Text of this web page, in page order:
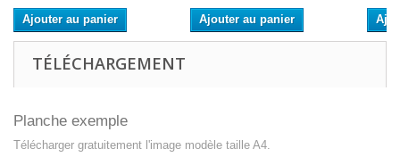
Ajouter au panier Ajouter au panier
TÉLÉCHARGEMENT
Planche exemple
Télécharger gratuitement l'image modèle taille A4.